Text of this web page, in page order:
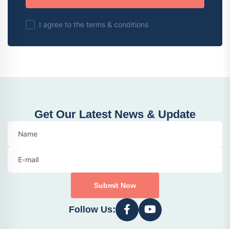
I agree to the terms & conditions
Get Our Latest News & Update
Submit Now
Follow Us: